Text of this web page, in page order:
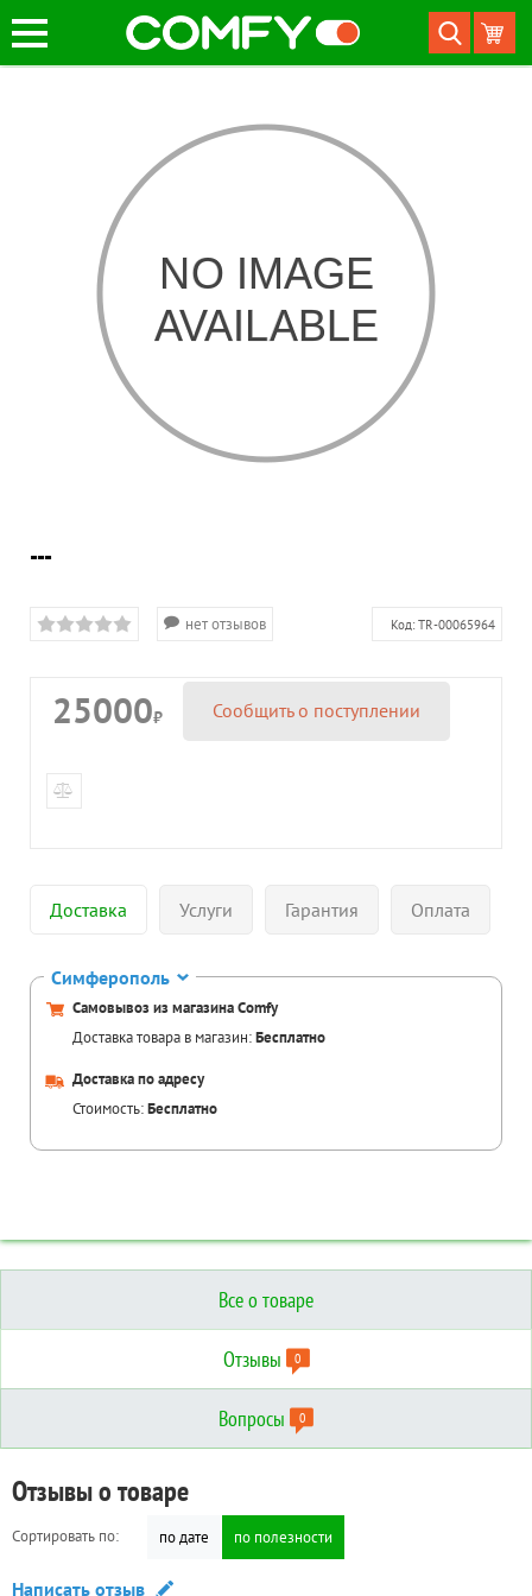
---
нет отзывов Код: TR-00065964
25000₽ Сообщить о поступлении
Доставка Услуги Гарантия Оплата
Симферополь
Самовывоз из магазина Comfy
Доставка товара в магазин:Бесплатно
Доставка по адресу
Стоимость:Бесплатно
Все о товаре
Отзывы 0
Вопросы 0
Технические характеристики
Дополнительные
Отзывы о товаре
Сортировать по: по дате по полезности
Написать отзыв
Вопросы о товаре
Сортировать по: по дате по полезности
Задать вопрос